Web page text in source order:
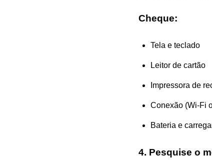
Cheque:
Tela e teclado
Leitor de cartão
Impressora de
Conexão (Wi-Fi
Bateria e
4. Pesquise o